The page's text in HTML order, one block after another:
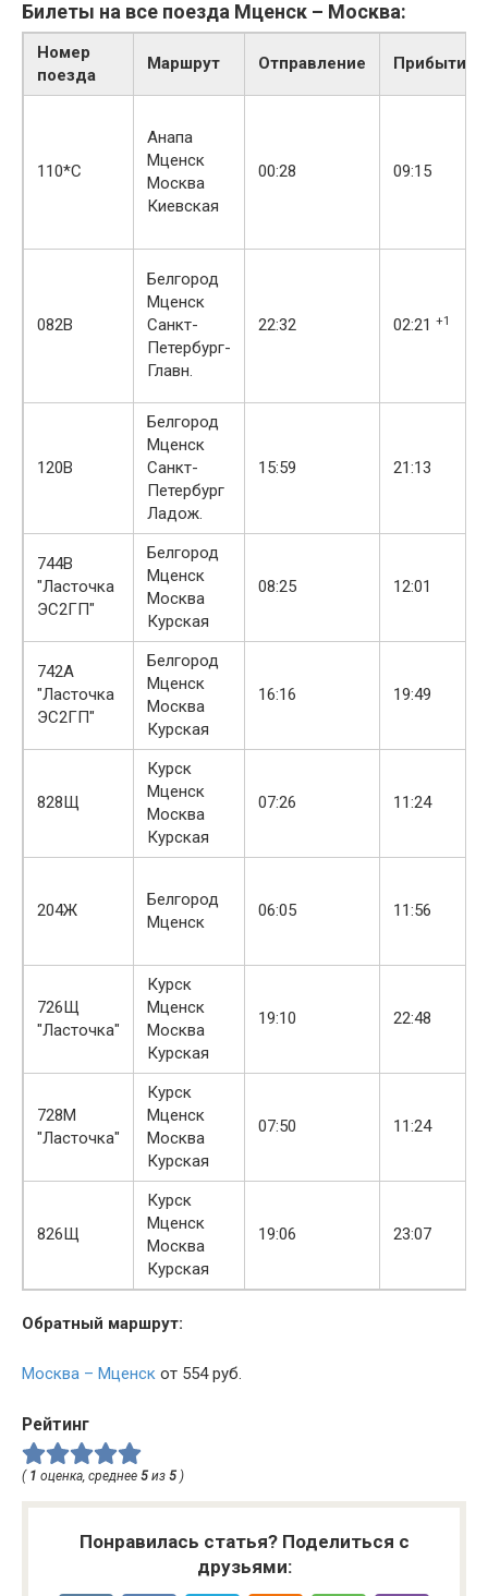
Билеты на все поезда Мценск – Москва:
Номер
поезда
Маршрут Отправление Прибытие
110*С
Анапа
Мценск
Москва
Киевская
00:28 09:15
082В
Белгород
Мценск
Санкт-
Петербург-
Главн.
22:32 02:21 +1
120В
Белгород
Мценск
Санкт-
Петербург
Ладож.
15:59 21:13
744В
"Ласточка
ЭС2ГП"
Белгород
Мценск
Москва
Курская
08:25 12:01
742А
"Ласточка
ЭС2ГП"
Белгород
Мценск
Москва
Курская
16:16 19:49
828Щ
Курск
Мценск
Москва
Курская
07:26 11:24
204Ж
Белгород
Мценск
06:05 11:56
726Щ
"Ласточка"
Курск
Мценск
Москва
Курская
19:10 22:48
728М
"Ласточка"
Курск
Мценск
Москва
Курская
07:50 11:24
826Щ
Курск
Мценск
Москва
Курская
19:06 23:07
Обратный маршрут:
Москва – Мценск от 554 руб.
Рейтинг
( 1 оценка, среднее 5 из 5 )
Понравилась статья? Поделиться с
друзьями: